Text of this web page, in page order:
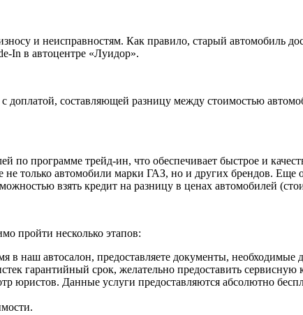
и неисправностям. Как правило, старый автомобиль
In в автоцентре «Луидор».
доплатой, составляющей разницу между стоимостью
программе трейд-ин, что обеспечивает быстрое и
только автомобили марки ГАЗ, но и других брендов. Еще
взять кредит на разницу в ценах автомобилей
пройти несколько этапов:
наш автосалон, предоставляете документы, необходимые
гарантийный срок, желательно предоставить сервисную
юристов. Данные услуги предоставляются абсолютно